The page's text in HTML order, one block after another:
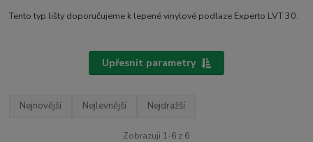
Tento typ lišty doporučujeme k lepené vinylové podlaze Experto LVT 30.
Upřesnit parametry
Nejnovější Nejlevnější Nejdražší
Zobrazuji 1-6 z 6